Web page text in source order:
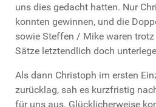
uns dies gedacht hatten. Nur
konnten gewinnen, und die
sowie Steffen / Mike waren
Sätze letztendlich doch
Als dann Christoph im ersten
zurücklag, sah es kurzfristig
für uns aus. Glücklicherweise